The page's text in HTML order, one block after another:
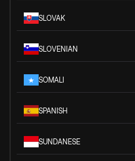
SLOVAK
SLOVENIAN
SOMALI
SPANISH
SUNDANESE